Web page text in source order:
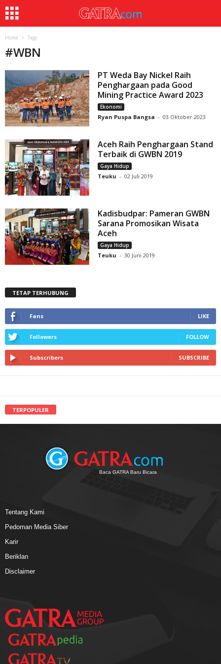
Home Tags
#WBN
PT Weda Bay Nickel Raih
Penghargaan pada Good
Mining Practice Award 2023
Ekonomi
Ryan Puspa Bangsa - 03 Oktober 2023
Aceh Raih Penghargaan Stand
Terbaik di GWBN 2019
Gaya Hidup
Teuku - 02 Juli 2019
Kadisbudpar: Pameran GWBN
Sarana Promosikan Wisata
Aceh
Gaya Hidup
Teuku - 30 Juni 2019
TETAP TERHUBUNG
Fans LIKE
Followers FOLLOW
Subscribers SUBSCRIBE
TERPOPULER
Baca GATRA Baru Bicara
Tentang Kami
Pedoman Media Siber
Karir
Beriklan
Disclaimer